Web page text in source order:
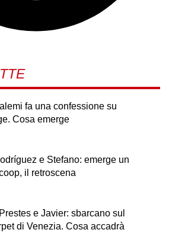
fa una confessione su
Cosa emerge
e Stefano: emerge un
il retroscena
e Javier: sbarcano sul
di Venezia. Cosa accadrà